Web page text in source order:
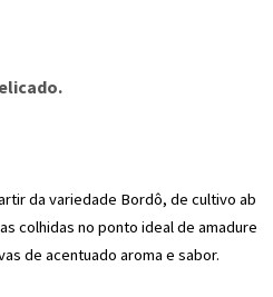
da variedade Bordô, de cultivo ab
colhidas no ponto ideal de amadure
de acentuado aroma e sabor.